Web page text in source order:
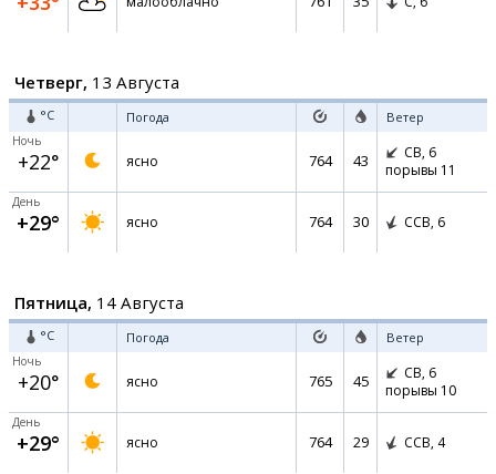
Четверг, 13 Августа
°C Погода Ветер
Ночь
+22° ясно 764 43 СВ, 6
порывы 11
День
+29° ясно 764 30 ССВ, 6
Пятница, 14 Августа
°C Погода Ветер
Ночь
+20° ясно 765 45 СВ, 6
порывы 10
День
+29° ясно 764 29 ССВ, 4